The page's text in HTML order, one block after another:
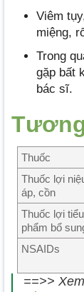
Viêm
miệng,
Trong
gặp bất
bác sĩ.
Thuốc
Thuốc lợi
áp, cồn
Thuốc lợi
phẩm bổ
NSAIDs
==>>